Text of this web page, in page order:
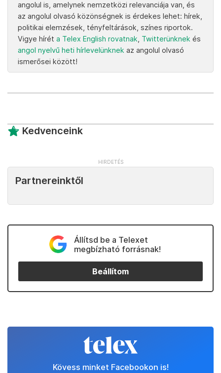
angolul is, amelynek nemzetközi relevanciája van, és
az angolul olvasó közönségnek is érdekes lehet: hírek,
politikai elemzések, tényfeltárások, színes riportok.
Vigye hírét a Telex English rovatnak Twitterünknek és
angol nyelvű heti hírlevelünknek az angolul olvasó
ismerősei között!
Kedvenceink
Partnereinktől
Állítsd be a Telexet
megbízható forrásnak!
Beállítom
Kövess minket Facebookon is!